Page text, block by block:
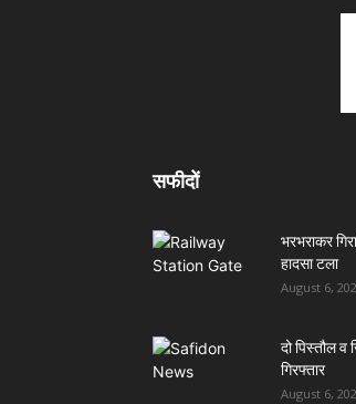
सफीदों
भरभराकर
हादसा टला
August 6,
दो पिस्तौल
गिरफ्तार
August 6,